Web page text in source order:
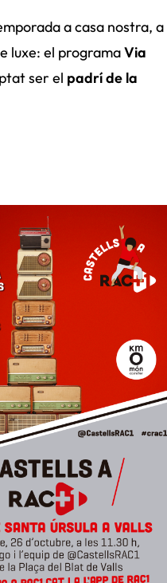
a casa nostra, a
luxe: el programaVia
ser el padrí de la